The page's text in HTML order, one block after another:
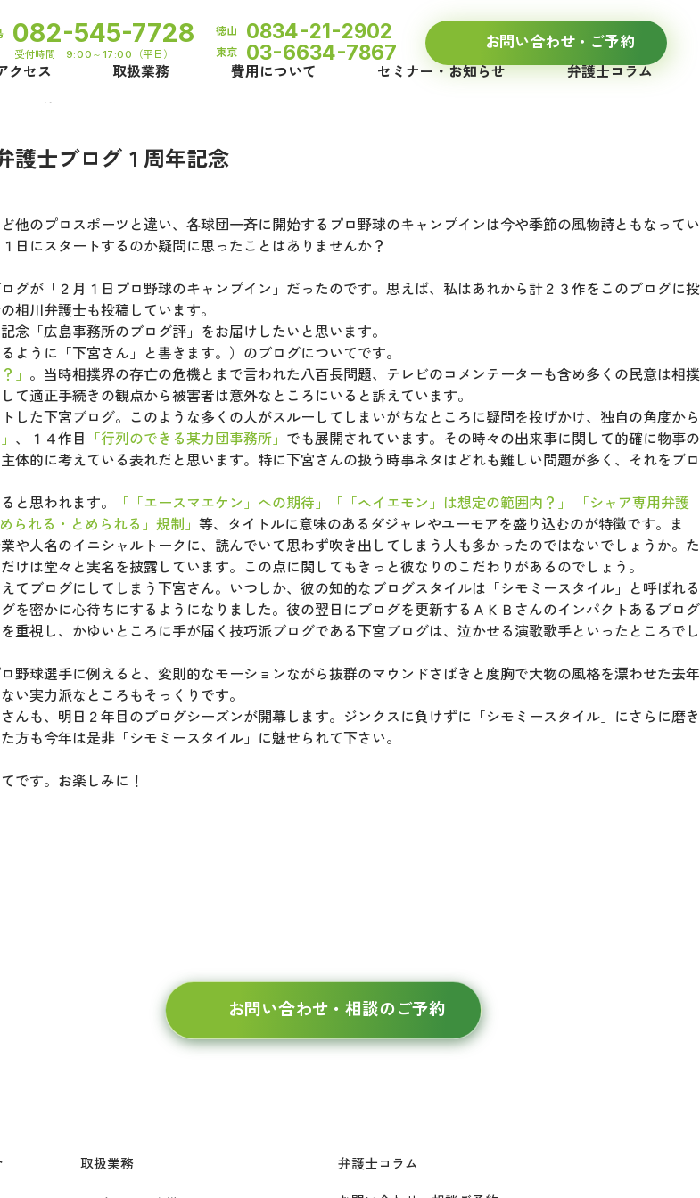
クセス 取扱業務
企業様向け法務アウトソーシングサービス
®
費用について セミナー・お知らせ 弁護士コラム
082-545-7728
受付時間 9:00～17:00（平日）
徳山 0834-21-2902
東京 03-6634-7867 お問い合わせ・ ご予約
護士ブログ１周年記念
のプロスポーツと違い、各球団一斉に開始するプロ野球のキャンプインは今や季節の風物詩ともなってい
日にスタートするのか疑問に思ったことはありませんか？
が「２月１日プロ野球のキャンプイン」だったのです。思えば、私はあれから計２３作をこのブログに投
相川弁護士も投稿しています。
「広島事務所のブログ評」をお届けしたいと思います。
うに「下宮さん」と書きます。）のブログについてです。
」 。当時相撲界の存亡の危機とまで言われた八百長問題、テレビのコメンテーターも含め多くの民意は相撲
適正手続きの観点から被害者は意外なところにいると訴えています。
た下宮ブログ。このような多くの人がスルーしてしまいがちなところに疑問を投げかけ、独自の角度から
、１４作目 「行列のできる某力団事務所」 でも展開されています。その時々の出来事に関して的確に物事の
的に考えている表れだと思います。特に下宮さんの扱う時事ネタはどれも難しい問題が多く、それをブロ
と思われます。
「「エースマエケン」への期待」 「「ヘイエモン」は想定の範囲内？」
「シャア専用弁護
められる・とめられる」規制」 等、タイトルに意味のあるダジャレやユーモアを盛り込むのが特徴です。ま
人名のイニシャルトークに、読んでいて思わず吹き出してしまう人も多かったのではないでしょうか。た
は堂々と実名を披露しています。この点に関してもきっと彼なりのこだわりがあるのでしょう。
ブログにしてしまう下宮さん。いつしか、彼の知的なブログスタイルは「シモミースタイル」と呼ばれる
を密かに心待ちにするようになりました。彼の翌日にブログを更新するＡＫＢさんのインパクトあるブログ
視し、かゆいところに手が届く技巧派ブログである下宮ブログは、泣かせる演歌歌手といったところでし
球選手に例えると、変則的なモーションながら抜群のマウンドさばきと度胸で大物の風格を漂わせた去年
い実力派なところもそっくりです。
も、明日２年目のブログシーズンが開幕します。ジンクスに負けずに「シモミースタイル」にさらに磨き
も今年は是非「シモミースタイル」に魅せられて下さい。
です。お楽しみに！
お問い合わせ・相談のご予約
取扱業務 弁護士コラム